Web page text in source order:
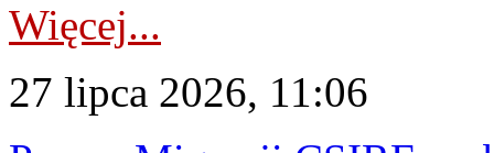
Więcej...
27 lipca 2026, 11:06